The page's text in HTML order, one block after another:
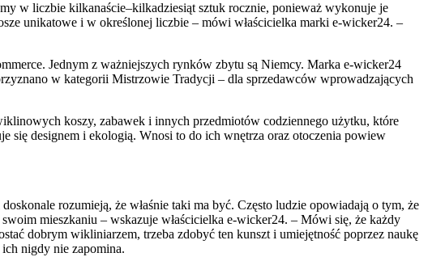
w liczbie kilkanaście–kilkadziesiąt sztuk rocznie, ponieważ wykonuje je
unikatowe i w określonej liczbie – mówi właścicielka marki e-wicker24. –
Jednym z ważniejszych rynków zbytu są Niemcy. Marka e-wicker24
w kategorii Mistrzowie Tradycji – dla sprzedawców wprowadzających
koszy, zabawek i innych przedmiotów codziennego użytku, które
się designem i ekologią. Wnosi to do ich wnętrza oraz otoczenia powiew
rozumieją, że właśnie taki ma być. Często ludzie opowiadają o tym, że
mieszkaniu – wskazuje właścicielka e-wicker24. – Mówi się, że każdy
dobrym wikliniarzem, trzeba zdobyć ten kunszt i umiejętność poprzez naukę
nigdy nie zapomina.